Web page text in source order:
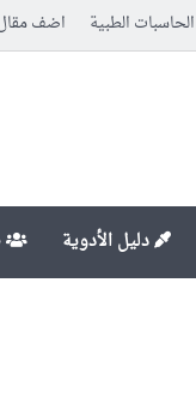
الحاسبات الطبية اضف
دليل الأدوية